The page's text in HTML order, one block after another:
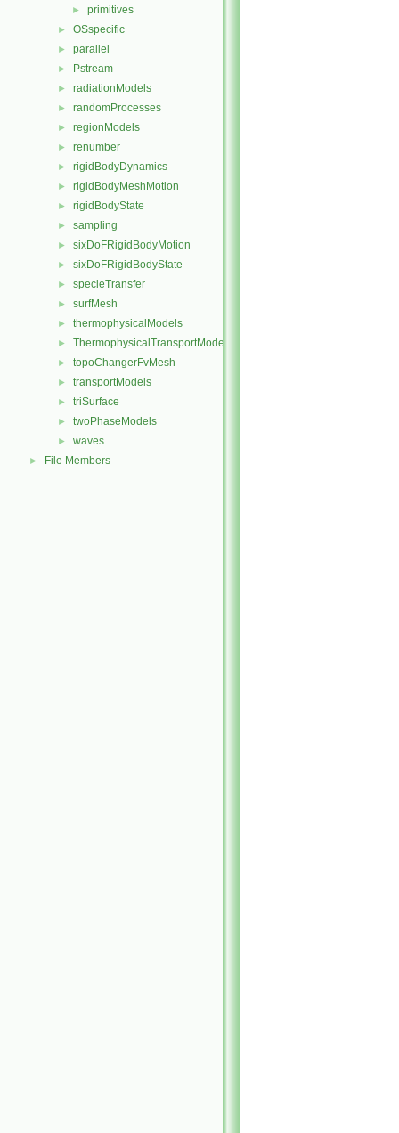
► primitives
► OSspecific
► parallel
► Pstream
► radiationModels
► randomProcesses
► regionModels
► renumber
► rigidBodyDynamics
► rigidBodyMeshMotion
► rigidBodyState
► sampling
► sixDoFRigidBodyMotion
► sixDoFRigidBodyState
► specieTransfer
► surfMesh
► thermophysicalModels
► ThermophysicalTransportModels
► topoChangerFvMesh
► transportModels
► triSurface
► twoPhaseModels
► waves
► File Members